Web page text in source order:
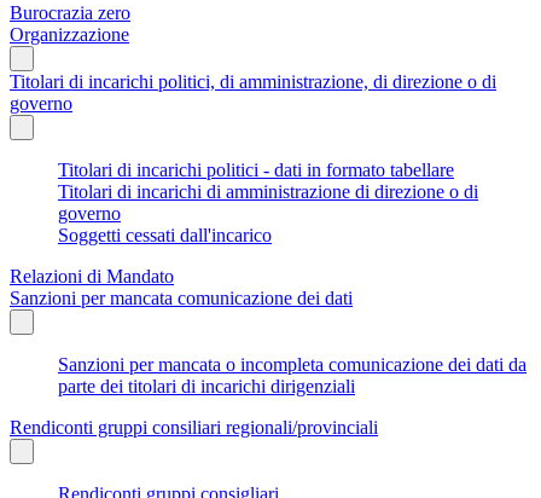
Burocrazia zero
Organizzazione
Titolari di incarichi politici, di amministrazione, di direzione o di
governo
Titolari di incarichi politici - dati in formato tabellare
Titolari di incarichi di amministrazione di direzione o di
governo
Soggetti cessati dall'incarico
Relazioni di Mandato
Sanzioni per mancata comunicazione dei dati
Sanzioni per mancata o incompleta comunicazione dei dati da
parte dei titolari di incarichi dirigenziali
Rendiconti gruppi consiliari regionali/provinciali
Rendiconti gruppi consigliari